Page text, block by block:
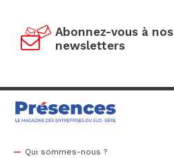
Abonnez-vous à nos
newsletters
Qui sommes-nous ?